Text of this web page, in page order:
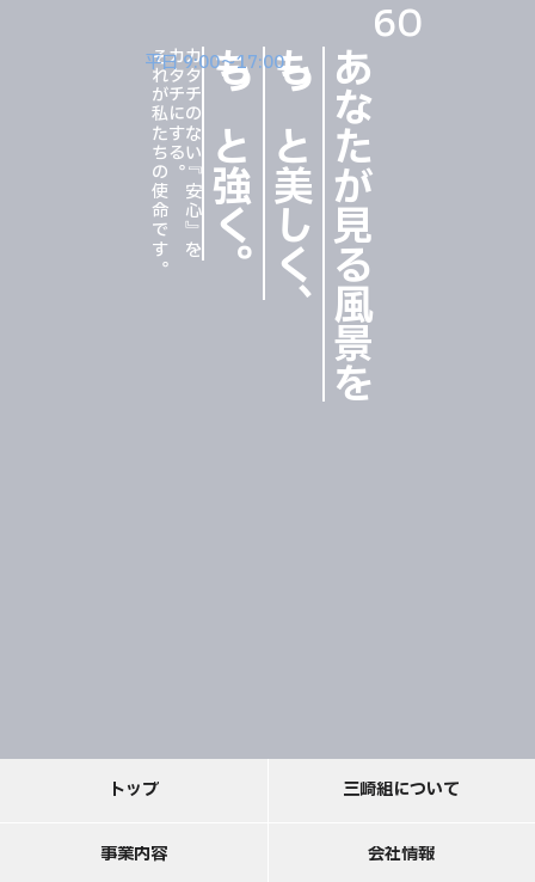
60
平日 9:00〜17:00 あなたが見る風景を
もっと美しく
、
もっと強く
。
カタチのない『安心』を、
カタチにする。
それが私たちの使命です。
トップ 三崎組について
事業内容 会社情報